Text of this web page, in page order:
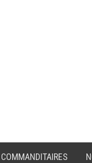
COMMANDITAIRES